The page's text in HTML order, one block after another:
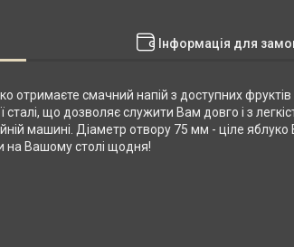
Інформація для
смачний напій з доступних фруктів і
сталі, що дозволяє служити Вам довго і з
машині. Діаметр отвору 75 мм - ціле
на Вашому столі щодня!